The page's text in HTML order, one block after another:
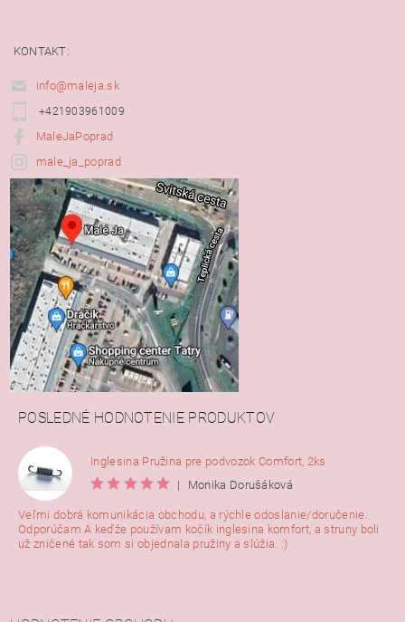
KONTAKT:
info@maleja.sk
+421903961009
MaleJaPoprad
male_ja_poprad
POSLEDNÉ HODNOTENIE PRODUKTOV
Inglesina Pružina pre podvozok Comfort, 2ks
|
Monika Dorušáková
Veľmi dobrá komunikácia obchodu, a rýchle odoslanie/doručenie.
Odporúčam A keďže používam kočík inglesina komfort, a struny boli
už zničené tak som si objednala pružiny a slúžia. :)